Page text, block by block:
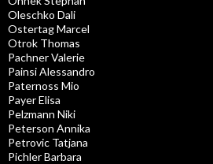
Oleschko Dali
Ostertag Marcel
Otrok Thomas
Pachner Valerie
Painsi Alessandro
Paternoss Mio
Payer Elisa
Pelzmann Niki
Peterson Annika
Petrovic Tatjana
Pichler Barbara